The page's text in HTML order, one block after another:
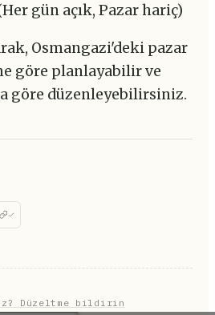
gün açık, Pazar hariç)
Osmangazi'deki pazar
göre planlayabilir ve
göre düzenleyebilirsiniz.
Düzeltme bildirin